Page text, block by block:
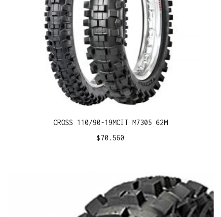
CROSS 110/90-19MCIT M7305 62M
$70.560